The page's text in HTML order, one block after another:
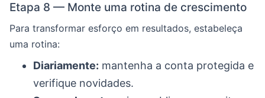
Etapa 8 — Monte uma rotina de crescimento
Para transformar esforço em resultados, estabeleça
uma rotina:
Diariamente: mantenha a conta protegida e
verifique novidades.